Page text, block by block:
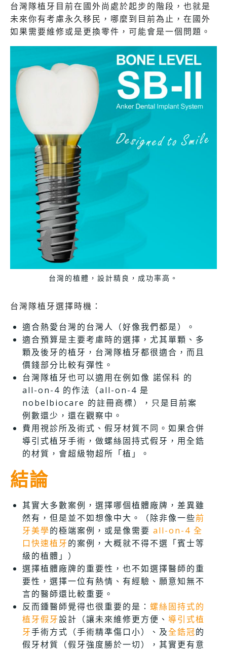
台灣隊植牙目前在國外尚處於起步的階段，也就是
未來你有考慮永久移民，哪麼到目前為止，在國外
如果需要維修或是更換零件，可能會是一個問題。
台灣的植體，設計精良，成功率高。
台灣隊植牙選擇時機：
適合熱愛台灣的台灣人（好像我們都是）。
適合預算是主要考慮時的選擇，尤其單顆、多
顆及後牙的植牙，台灣隊植牙都很適合，而且
價錢部分比較有彈性。
台灣隊植牙也可以適用在例如像 諾保科 的
all-on-4 的作法（all-on-4 是
nobelbiocare 的註冊商標），只是目前案
例數還少，還在觀察中。
費用視診所及術式、假牙材質不同。如果合併
導引式植牙手術，做螺絲固持式假牙，用全鋯
的材質，會超級物超所「植」。
結論
其實大多數案例，選擇哪個植體廠牌，差異雖
然有，但是並不如想像中大。（除非像一些前
牙美學的極端案例，或是像需要 all-on-4 全
口快速植牙的案例，大概就不得不選「賓士等
級的植體」）
選擇植體廠牌的重要性，也不如選擇醫師的重
要性，選擇一位有熱情、有經驗、願意知無不
言的醫師還比較重要。
反而鍾醫師覺得也很重要的是： 螺絲固持式的
植牙假牙設計（讓未來維修更方便、 導引式植
牙手術方式（手術精準傷口小）、及全鋯冠的
假牙材質（假牙強度勝於一切），其實更有意